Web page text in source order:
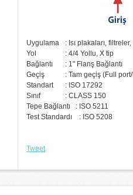
Uygulama
: Isı plakaları,
Yol
: 4/4 Yollu, X tip
Bağlantı
: 1" Flanş Bağlantı
Geçiş
: Tam geçiş (Full
Standart
: ISO 17292
Sınıf
: CLASS 150
Tepe Bağlantı : ISO 5211
Test Standardı
: ISO 5208
Tweet